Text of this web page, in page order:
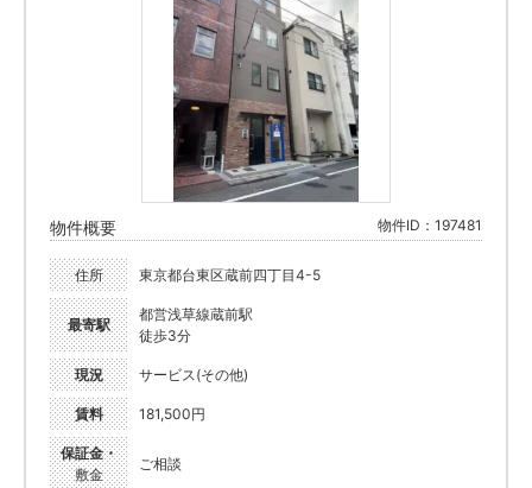
物件概要 物件ID：197481
住所 東京都台東区蔵前四丁目4-5
最寄駅
都営浅草線蔵前駅
徒歩3分
現況 サービス(その他)
賃料 181,500円
保証金・
敷金
ご相談